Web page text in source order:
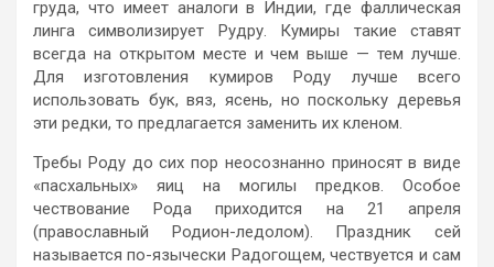
груда, что имеет аналоги в Индии, где фаллическая
линга символизирует Рудру. Кумиры такие ставят
всегда на открытом месте и чем выше — тем лучше.
Для изготовления кумиров Роду лучше всего
использовать бук, вяз, ясень, но поскольку деревья
эти редки, то предлагается заменить их кленом.
Требы Роду до сих пор неосознанно приносят в виде
«пасхальных» яиц на могилы предков. Особое
чествование Рода приходится на 21 апреля
(православный Родион-ледолом). Праздник сей
называется по-язычески Радогощем, чествуется и сам